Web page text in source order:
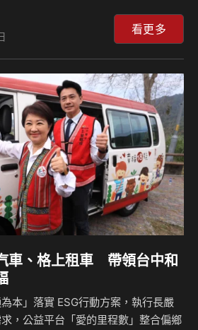
值鏈資源，從第一時間急難救助投入
步車租借及購車維修資源，到陪伴中長
全國性防災與在地社福組織，協力部
的交通動能。 其中，在本次重建計
萬元用以支持災民優惠購車補助，
與全國性防災團體。今（5）日，裕
別來到花蓮習藝所，捐贈一…
看更多
車、格上租車 帶領台中和
本」落實 ESG行動方案，執行長嚴
，公益平台「愛的里程數」整合偏鄉